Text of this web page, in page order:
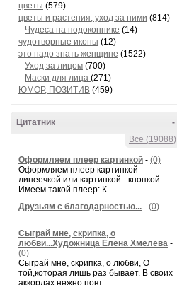
цветы (579)
цветы и растения, уход за ними (814)
Чудеса на подоконнике (14)
чудотворные иконы (12)
это надо знать женщине (1522)
Уход за лицом (700)
Маски для лица (271)
ЮМОР, ПОЗИТИВ (459)
-
Цитатник
Все (19088)
Оформляем плеер картинкой - (0)
Оформляем плеер картинкой -
линеечкой или картинкой - кнопкой.
Имеем такой плеер: К...
Друзьям с благодарностью... - (0)
...
Сыграй мне, скрипка, о
любви...Художница Елена Хмелева -
(0)
Сыграй мне, скрипка, о любви, О
той,которая лишь раз бывает. В своих
аккордах нежно повт...